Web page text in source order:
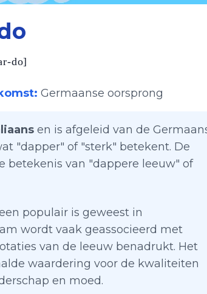
do]
Germaanse oorsprong
en is afgeleid van de
"dapper" of "sterk" betekent. De
betekenis van "dappere leeuw" of
populair is geweest in
wordt vaak geassocieerd met
van de leeuw benadrukt. Het
waardering voor de kwaliteiten
en moed.